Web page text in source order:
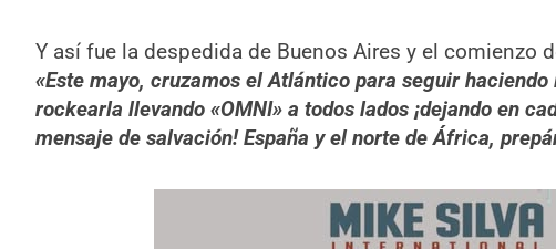
Y así fue la despedida de Buenos Aires y el comienzo
«Este mayo, cruzamos el Atlántico para seguir
rockearla llevando «OMNI» a todos lados ¡dejando en
mensaje de salvación! España y el norte de África,